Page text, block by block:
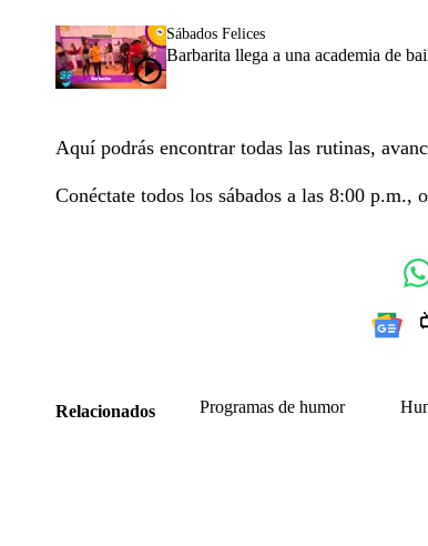
Sábados Felices
Barbarita llega a una academia de
Aquí podrás encontrar todas las rutinas,
Conéctate todos los sábados a las 8:00 p.m.,
Relacionados Programas de humor